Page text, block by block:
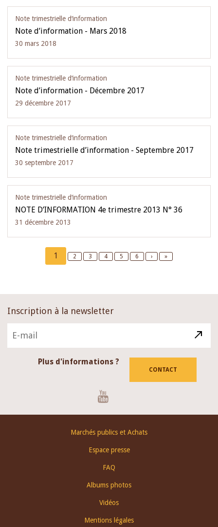
Note trimestrielle d‘information
Note d’information - Mars 2018
30 mars 2018
Note trimestrielle d‘information
Note d’information - Décembre 2017
29 décembre 2017
Note trimestrielle d‘information
Note trimestrielle d’information - Septembre 2017
30 septembre 2017
Note trimestrielle d‘information
NOTE D’INFORMATION 4e trimestre 2013 N° 36
31 décembre 2013
Current
page
1 Page
2 Page
3 Page
4 Page
5 Page
6
Next
›
Last
»
Inscription à la newsletter
Plus d'informations ?
CONTACT
Marchés publics et Achats
Espace presse
FAQ
Albums photos
Vidéos
Mentions légales